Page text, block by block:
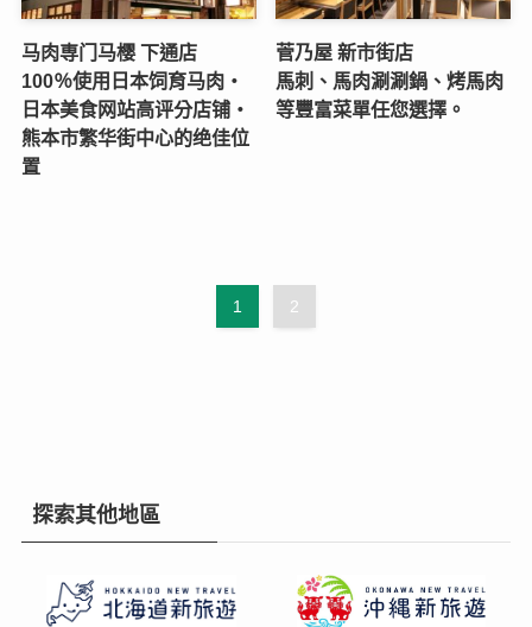
马肉専门马樱 下通店
100％使用日本饲育马肉・
日本美食网站高评分店铺・
熊本市繁华街中心的绝佳位
置
菅乃屋 新市街店
馬刺、馬肉涮涮鍋、烤馬肉
等豐富菜單任您選擇。
1 2
探索其他地區